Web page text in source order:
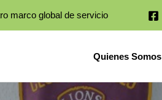
marco global de servicio
Quienes Somos